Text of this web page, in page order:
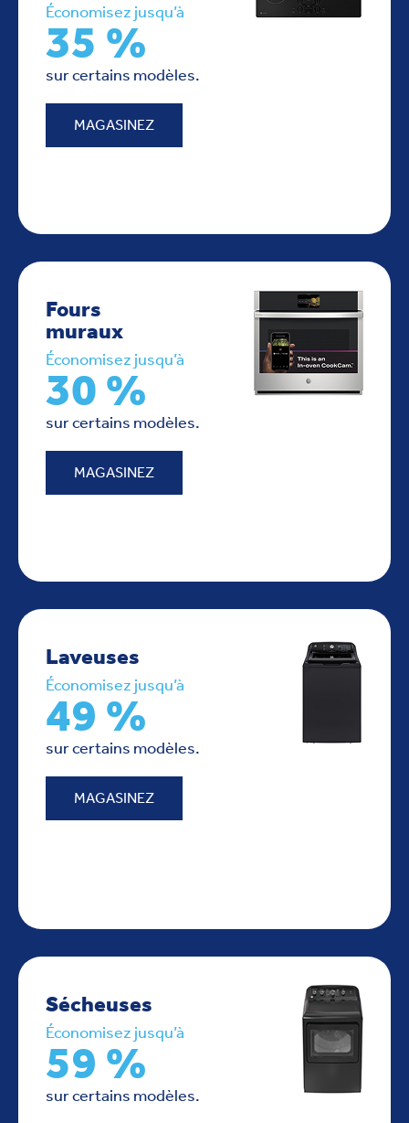
Économisez jusqu’à
35 %
sur certains modèles.
MAGASINEZ
Fours
muraux
Économisez jusqu’à
30 %
sur certains modèles.
MAGASINEZ
Laveuses
Économisez jusqu’à
49 %
sur certains modèles.
MAGASINEZ
Sécheuses
Économisez jusqu’à
59 %
sur certains modèles.